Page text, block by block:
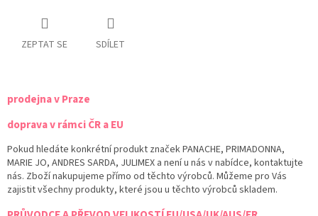
ZEPTAT SE SDÍLET
prodejna v Praze
doprava v rámci ČR a EU
Pokud hledáte konkrétní produkt značek PANACHE, PRIMADONNA,
MARIE JO, ANDRES SARDA, JULIMEX a není u nás v nabídce, kontaktujte
nás. Zboží nakupujeme přímo od těchto výrobců. Můžeme pro Vás
zajistit všechny produkty, které jsou u těchto výrobců skladem.